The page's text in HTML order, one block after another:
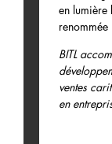
en lumière
renommée
BITL
ventes
en